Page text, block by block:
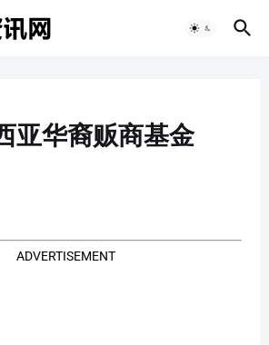
亚华裔贩商基金
ADVERTISEMENT